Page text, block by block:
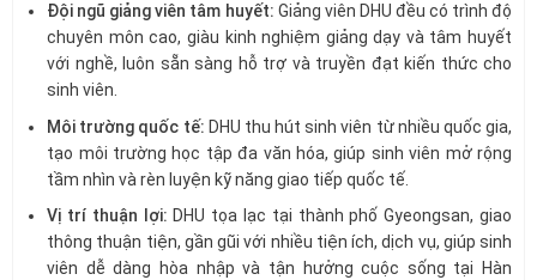
Đội ngũ giảng viên tâm huyết: Giảng viên DHU đều có trình độ
chuyên môn cao, giàu kinh nghiệm giảng dạy và tâm huyết
với nghề, luôn sẵn sàng hỗ trợ và truyền đạt kiến thức cho
sinh viên.
Môi trường quốc tế: DHU thu hút sinh viên từ nhiều quốc gia,
tạo môi trường học tập đa văn hóa, giúp sinh viên mở rộng
tầm nhìn và rèn luyện kỹ năng giao tiếp quốc tế.
Vị trí thuận lợi: DHU tọa lạc tại thành phố Gyeongsan, giao
thông thuận tiện, gần gũi với nhiều tiện ích, dịch vụ, giúp sinh
viên dễ dàng hòa nhập và tận hưởng cuộc sống tại Hàn